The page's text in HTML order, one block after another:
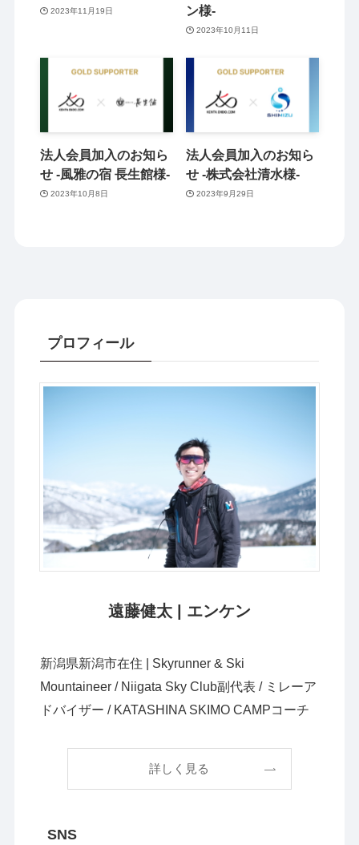
2023年11月19日
ン様-
2023年10月11日
法人会員加入のお知ら
せ -風雅の宿 長生館様-
2023年10月8日
法人会員加入のお知ら
せ -株式会社清水様-
2023年9月29日
プロフィール
遠藤健太 | エンケン
新潟県新潟市在住 | Skyrunner & Ski
Mountaineer / Niigata Sky Club副代表 / ミレーア
ドバイザー / KATASHINA SKIMO CAMPコーチ
詳しく見る
SNS